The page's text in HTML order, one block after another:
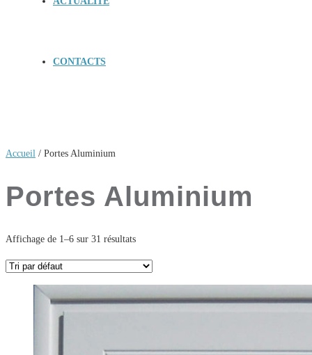
CONTACTS
Accueil / Portes Aluminium
Portes Aluminium
Affichage de 1–6 sur 31 résultats